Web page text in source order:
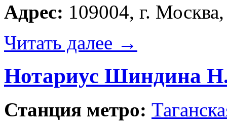
Адрес: 109004, г.
Читать далее →
Нотариус Шиндина
Станция метро: